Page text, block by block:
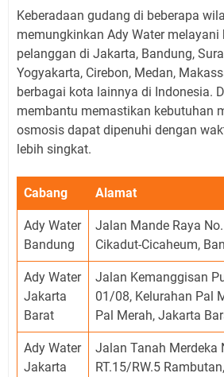
Keberadaan gudang di beberapa
memungkinkan Ady Water melayani
pelanggan di Jakarta, Bandung,
Yogyakarta, Cirebon, Medan,
berbagai kota lainnya di Indonesia.
membantu memastikan kebutuhan
osmosis dapat dipenuhi dengan
lebih singkat.
Cabang Alamat
Ady Water
Bandung
Jalan Mande Raya
Cikadut-Cicaheum,
Ady Water
Jakarta
Barat
Jalan Kemanggisan
01/08, Kelurahan Pal
Pal Merah, Jakarta
Ady Water
Jakarta
Jalan Tanah Merdeka
RT.15/RW.5